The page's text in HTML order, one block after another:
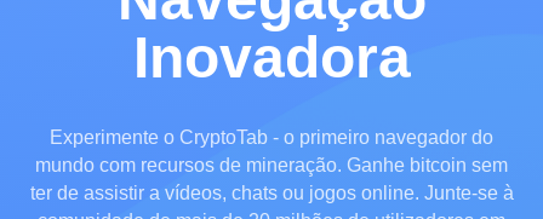
Inovadora
Experimente o CryptoTab - o primeiro navegador do
mundo com recursos de mineração. Ganhe bitcoin sem
ter de assistir a vídeos, chats ou jogos online. Junte-se à